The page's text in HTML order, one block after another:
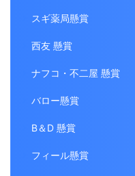
スギ薬局懸賞
西友 懸賞
ナフコ・不二屋 懸賞
バロー懸賞
B＆D 懸賞
フィール懸賞